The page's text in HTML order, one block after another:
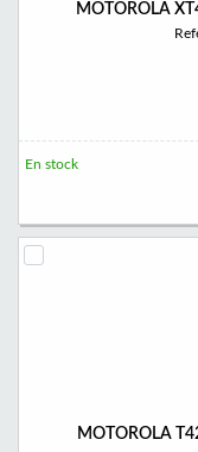
MOTOROLA
En stock
MOTOROLA